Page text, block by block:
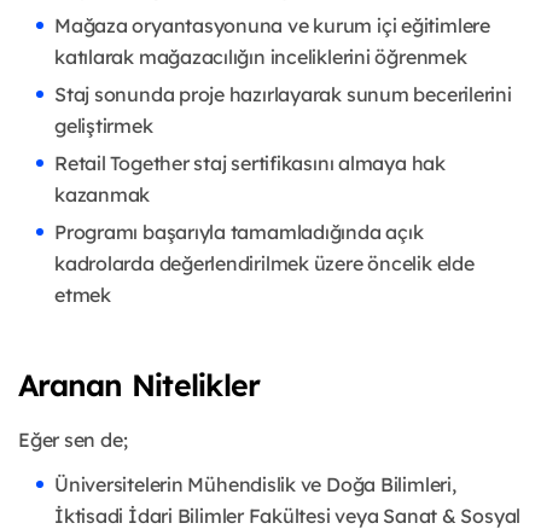
Mağaza oryantasyonuna ve kurum içi eğitimlere
katılarak mağazacılığın inceliklerini öğrenmek
Staj sonunda proje hazırlayarak sunum becerilerini
geliştirmek
Retail Together staj sertifikasını almaya hak
kazanmak
Programı başarıyla tamamladığında açık
kadrolarda değerlendirilmek üzere öncelik elde
etmek
Aranan Nitelikler
Eğer sen de;
Üniversitelerin Mühendislik ve Doğa Bilimleri,
İktisadi İdari Bilimler Fakültesi veya Sanat & Sosyal